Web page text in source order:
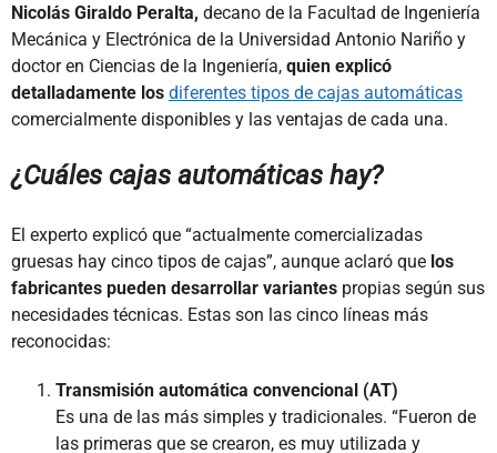
Nicolás Giraldo Peralta, decano de la Facultad de Ingeniería
Mecánica y Electrónica de la Universidad Antonio Nariño y
doctor en Ciencias de la Ingeniería, quien explicó
detalladamente los diferentes tipos de cajas automáticas
comercialmente disponibles y las ventajas de cada una.
¿Cuáles cajas automáticas hay?
El experto explicó que “actualmente comercializadas
gruesas hay cinco tipos de cajas”, aunque aclaró que los
fabricantes pueden desarrollar variantes propias según sus
necesidades técnicas. Estas son las cinco líneas más
reconocidas:
Transmisión automática convencional (AT)
Es una de las más simples y tradicionales. “Fueron de
las primeras que se crearon, es muy utilizada y